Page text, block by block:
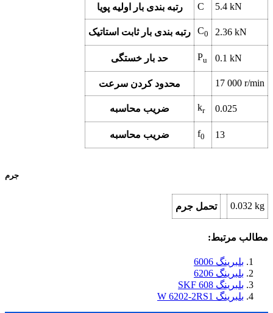
رتبه بندی بار اولیه پویا C 5.4 kN
رتبه بندی بار ثابت استاتیک C0 2.36 kN
حد بار خستگی Pu 0.1 kN
محدود کردن سرعت 17 000 r/min
ضریب محاسبه kr 0.025
ضریب محاسبه f0 13
جرم
تحمل جرم 0.032 kg
مطالب مرتبط:
بلبرینگ 6006
بلبرینگ 6206
بلبرینگ 608 SKF
بلبرینگ W 6202-2RS1